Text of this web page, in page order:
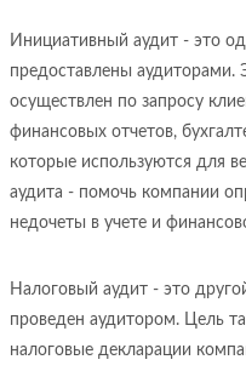
Инициативный аудит - это
предоставлены
осуществлен по запросу
финансовых отчетов,
которые используются для
аудита - помочь компании
недочеты в учете и
Налоговый аудит - это
проведен аудитором. Цель
налоговые декларации